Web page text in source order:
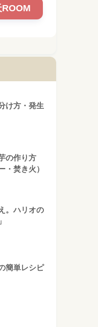
け方・発生
の作り方
・焚き火）
。ハリオの
簡単レシピ